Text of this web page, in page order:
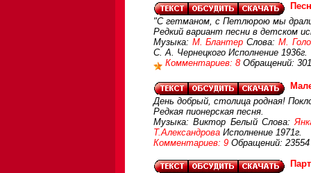
"С гетманом, с Петлюрою мы
Редкий вариант песни в детском
Музыка: М. Блантер Слова: М.
С. А. Чернецкого Исполнение 1936г.
Комментариев: 8 Обращений:
День добрый, столица родная!
Редкая пионерская песня.
Музыка: Виктор Белый Слова:
Т.Александрова Исполнение 1971г.
Комментариев: 9 Обращений: 23554